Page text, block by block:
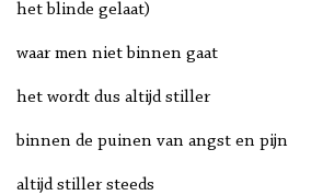
het blinde gelaat)
waar men niet binnen gaat
het wordt dus altijd stiller
binnen de puinen van angst en pijn
altijd stiller steeds